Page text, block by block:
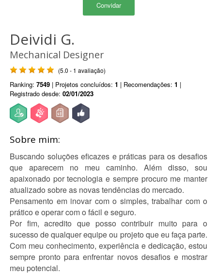
Convidar
Deividi G.
Mechanical Designer
(5.0 - 1 avaliação)
Ranking: 7549 | Projetos concluídos: 1 | Recomendações: 1 |
Registrado desde: 02/01/2023
Sobre mim:
Buscando soluções eficazes e práticas para os desafios
que aparecem no meu caminho. Além disso, sou
apaixonado por tecnologia e sempre procuro me manter
atualizado sobre as novas tendências do mercado.
Pensamento em inovar com o simples, trabalhar com o
prático e operar com o fácil e seguro.
Por fim, acredito que posso contribuir muito para o
sucesso de qualquer equipe ou projeto que eu faça parte.
Com meu conhecimento, experiência e dedicação, estou
sempre pronto para enfrentar novos desafios e mostrar
meu potencial.